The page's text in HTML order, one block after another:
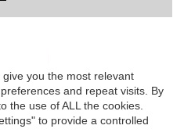
you the most relevant
and repeat visits. By
the use of ALL the cookies.
to provide a controlled